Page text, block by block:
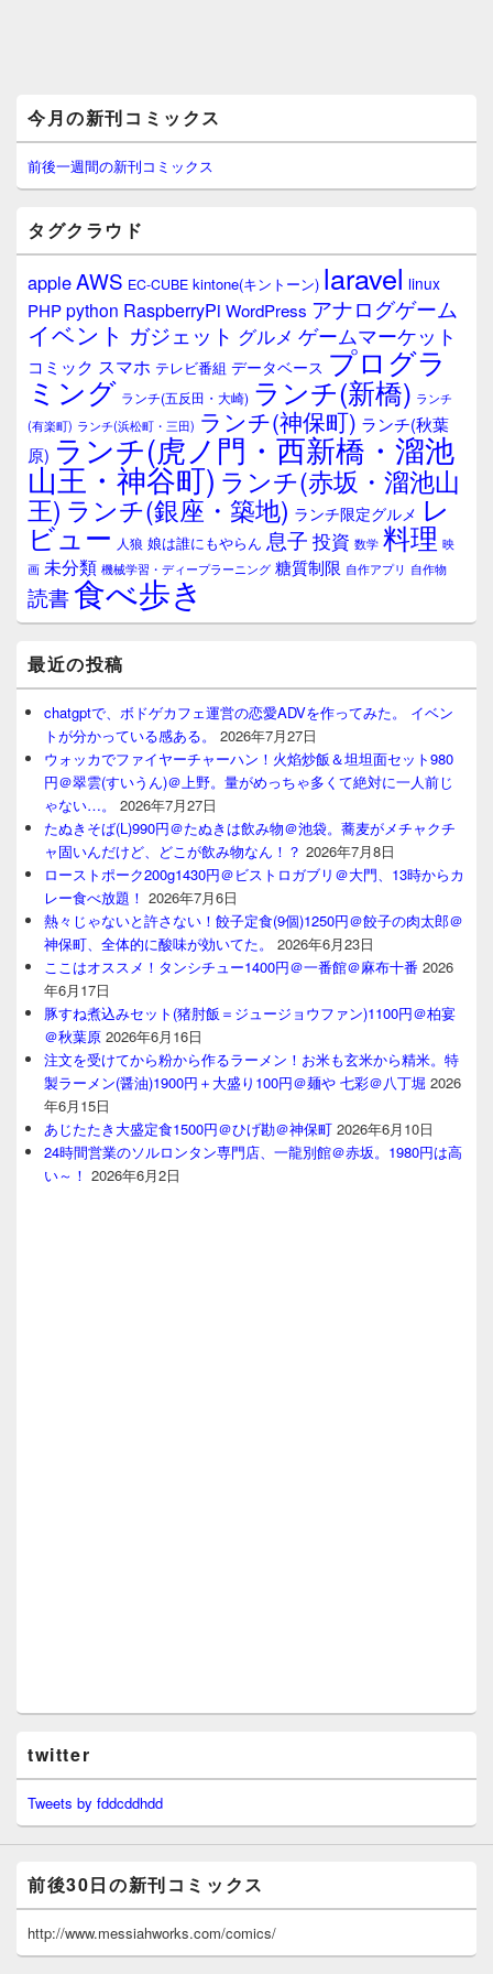
イ
ン
サ
イ
ウ
ィ
ジ
ェ
ア
今月の新刊コミックス
前後一週間の新刊コミックス
タグクラウド
appleAWS EC-CUBE kintone(キントーン) laravel linux
PHPpython RaspberryPi WordPress アナログゲーム
イベント ガジェット グルメ ゲームマーケット
コミック スマホ テレビ番組 データベース プログラ
ミング ランチ(五反田・大崎) ランチ(新橋) ランチ
(有楽町) ランチ(浜松町・三田) ランチ(神保町) ランチ(秋葉
原) ランチ(虎ノ門・西新橋・溜池
山王・神谷町) ランチ(赤坂・溜池山
王) ランチ(銀座・築地) ランチ限定グルメ レ
ビュー 人狼 娘は誰にもやらん 息子 投資 数学 料理 映
画 未分類 機械学習・ディープラーニング 糖質制限 自作アプリ 自作物
読書食べ歩き
最近の投稿
chatgptで、ボドゲカフェ運営の恋愛ADVを作ってみた。 イベン
トが分かっている感ある。
2026年7月27日
ウォッカでファイヤーチャーハン！火焰炒飯＆坦坦面セット980
円＠翠雲(すいうん)＠上野。量がめっちゃ多くて絶対に一人前じ
ゃない…。
2026年7月27日
たぬきそば(L)990円＠たぬきは飲み物＠池袋。蕎麦がメチャクチ
ャ固いんだけど、どこが飲み物なん！？ 2026年7月8日
ローストポーク200g1430円＠ビストロガブリ＠大門、13時からカ
レー食べ放題！ 2026年7月6日
熱々じゃないと許さない！餃子定食(9個)1250円＠餃子の肉太郎＠
神保町、全体的に酸味が効いてた。
2026年6月23日
ここはオススメ！タンシチュー1400円＠一番館＠麻布十番 2026
年6月17日
豚すね煮込みセット(猪肘飯＝ジュージョウファン)1100円＠柏宴
＠秋葉原 2026年6月16日
注文を受けてから粉から作るラーメン！お米も玄米から精米。特
製ラーメン(醤油)1900円＋大盛り100円＠麺や 七彩＠八丁堀 2026
年6月15日
あじたたき大盛定食1500円＠ひげ勘＠神保町 2026年6月10日
24時間営業のソルロンタン専門店、一龍別館＠赤坂。1980円は高
い～！ 2026年6月2日
twitter
Tweets by fddcddhdd
前後30日の新刊コミックス
http://www.messiahworks.com/comics/